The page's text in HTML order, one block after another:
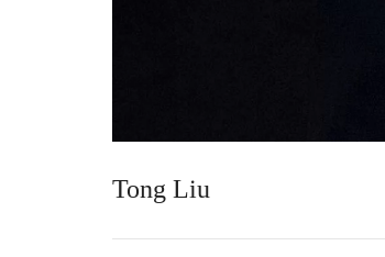
Tong Liu